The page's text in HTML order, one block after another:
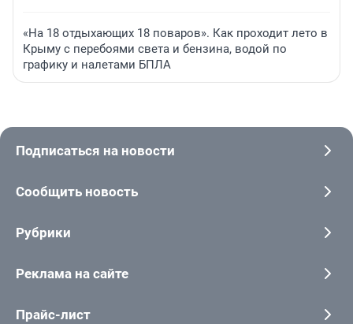
«На 18 отдыхающих 18 поваров». Как проходит лето в
Крыму с перебоями света и бензина, водой по
графику и налетами БПЛА
Подписаться на новости
Сообщить новость
Рубрики
Реклама на сайте
Прайс-лист